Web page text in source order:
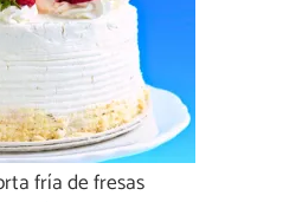
fría de fresas